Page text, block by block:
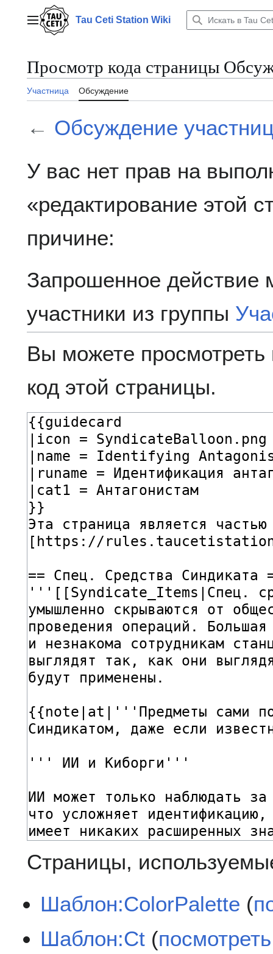
содержаниюГлавное менюTau Ceti Station Wiki
Просмотр кода страницы
Участница Обсуждение
← Обсуждение
У вас нет прав на
«редактирование этой
причине:
Запрошенное действие
участники из группы
Вы можете просмотреть
код этой страницы.
Страницы,
Шаблон:ColorPalette (
Шаблон:Ct (